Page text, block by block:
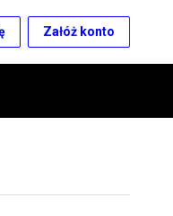
Załóż konto